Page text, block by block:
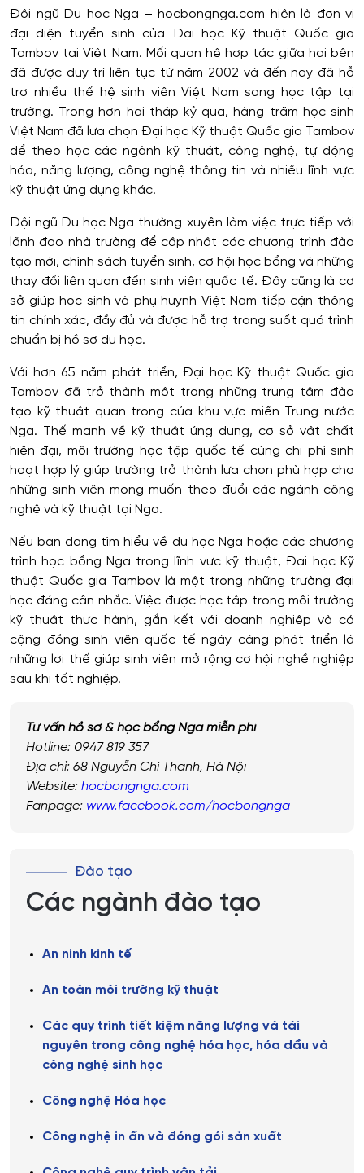
Đội ngũ Du học Nga – hocbongnga.com hiện là đơn vị
đại diện tuyển sinh của Đại học Kỹ thuật Quốc gia
Tambov tại Việt Nam. Mối quan hệ hợp tác giữa hai bên
đã được duy trì liên tục từ năm 2002 và đến nay đã hỗ
trợ nhiều thế hệ sinh viên Việt Nam sang học tập tại
trường. Trong hơn hai thập kỷ qua, hàng trăm học sinh
Việt Nam đã lựa chọn Đại học Kỹ thuật Quốc gia Tambov
để theo học các ngành kỹ thuật, công nghệ, tự động
hóa, năng lượng, công nghệ thông tin và nhiều lĩnh vực
kỹ thuật ứng dụng khác.
Đội ngũ Du học Nga thường xuyên làm việc trực tiếp với
lãnh đạo nhà trường để cập nhật các chương trình đào
tạo mới, chính sách tuyển sinh, cơ hội học bổng và những
thay đổi liên quan đến sinh viên quốc tế. Đây cũng là cơ
sở giúp học sinh và phụ huynh Việt Nam tiếp cận thông
tin chính xác, đầy đủ và được hỗ trợ trong suốt quá trình
chuẩn bị hồ sơ du học.
Với hơn 65 năm phát triển, Đại học Kỹ thuật Quốc gia
Tambov đã trở thành một trong những trung tâm đào
tạo kỹ thuật quan trọng của khu vực miền Trung nước
Nga. Thế mạnh về kỹ thuật ứng dụng, cơ sở vật chất
hiện đại, môi trường học tập quốc tế cùng chi phí sinh
hoạt hợp lý giúp trường trở thành lựa chọn phù hợp cho
những sinh viên mong muốn theo đuổi các ngành công
nghệ và kỹ thuật tại Nga.
Nếu bạn đang tìm hiểu về du học Nga hoặc các chương
trình học bổng Nga trong lĩnh vực kỹ thuật, Đại học Kỹ
thuật Quốc gia Tambov là một trong những trường đại
học đáng cân nhắc. Việc được học tập trong môi trường
kỹ thuật thực hành, gắn kết với doanh nghiệp và có
cộng đồng sinh viên quốc tế ngày càng phát triển là
những lợi thế giúp sinh viên mở rộng cơ hội nghề nghiệp
sau khi tốt nghiệp.
Tư vấn hồ sơ & học bổng Nga miễn phí
Hotline: 0947 819 357
Địa chỉ: 68 Nguyễn Chí Thanh, Hà Nội
Website: hocbongnga.com
Fanpage: www.facebook.com/hocbongnga
Đào tạo
Các ngành đào tạo
An ninh kinh tế
An toàn môi trường kỹ thuật
Các quy trình tiết kiệm năng lượng và tài
nguyên trong công nghệ hóa học, hóa dầu và
công nghệ sinh học
Công nghệ Hóa học
Công nghệ in ấn và đóng gói sản xuất